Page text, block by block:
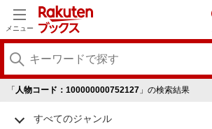
メニュー
「 人物コード：100000000752127 」の検索結果
すべてのジャンル